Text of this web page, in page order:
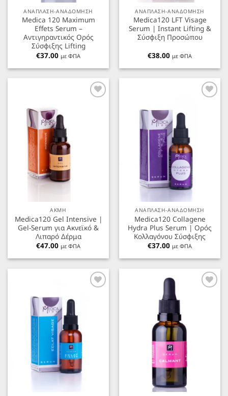
ΑΝΑΠΛΑΣΗ-ΑΝΑΔΟΜΗΣΗ
Medica 120 Maximum
Effets Serum –
Αντιγηραντικός Ορός
Σύσφιξης Lifting
€37.00 με ΦΠΑ
ΑΝΑΠΛΑΣΗ-ΑΝΑΔΟΜΗΣΗ
Medica120 LFT Visage
Serum | Instant Lifting &
Σύσφιξη Προσώπου
€38.00 με ΦΠΑ
Προσθήκη
ΑΚΜΗ
Medica120 Gel Intensive |
Gel-Serum για Ακνεϊκό &
Λιπαρό Δέρμα
€47.00 με ΦΠΑ
Προσθήκη
ΑΝΑΠΛΑΣΗ-ΑΝΑΔΟΜΗΣΗ
Medica120 Collagene
Hydra Plus Serum | Ορός
Κολλαγόνου Σύσφιξης
€37.00 με ΦΠΑ
Προσθήκη
Προσθήκη